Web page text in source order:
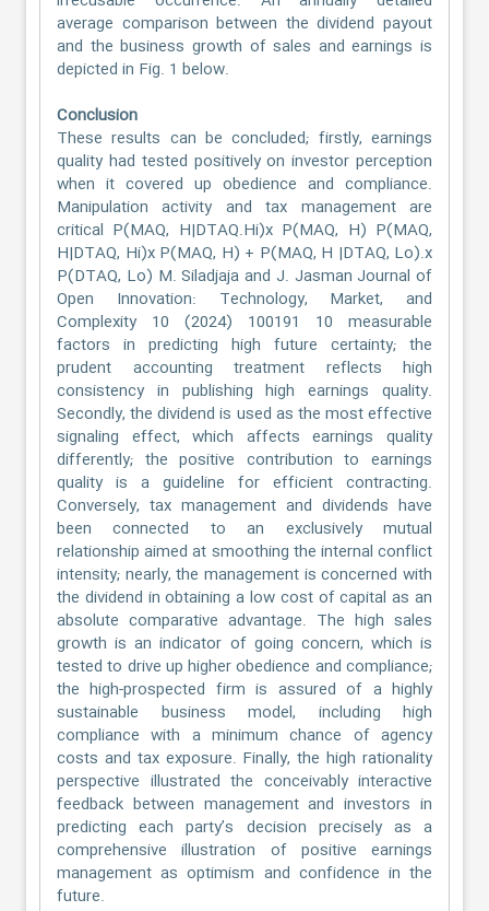
average comparison between the dividend payout
and the business growth of sales and earnings is
depicted in Fig. 1 below.
Conclusion
These results can be concluded; firstly, earnings
quality had tested positively on investor perception
when it covered up obedience and compliance.
Manipulation activity and tax management are
critical P(MAQ, H|DTAQ.Hi)x P(MAQ, H) P(MAQ,
H|DTAQ, Hi)x P(MAQ, H) + P(MAQ, H |DTAQ, Lo).x
P(DTAQ, Lo) M. Siladjaja and J. Jasman Journal of
Open Innovation: Technology, Market, and
Complexity 10 (2024) 100191 10 measurable
factors in predicting high future certainty; the
prudent accounting treatment reflects high
consistency in publishing high earnings quality.
Secondly, the dividend is used as the most effective
signaling effect, which affects earnings quality
differently; the positive contribution to earnings
quality is a guideline for efficient contracting.
Conversely, tax management and dividends have
been connected to an exclusively mutual
relationship aimed at smoothing the internal conflict
intensity; nearly, the management is concerned with
the dividend in obtaining a low cost of capital as an
absolute comparative advantage. The high sales
growth is an indicator of going concern, which is
tested to drive up higher obedience and compliance;
the high-prospected firm is assured of a highly
sustainable business model, including high
compliance with a minimum chance of agency
costs and tax exposure. Finally, the high rationality
perspective illustrated the conceivably interactive
feedback between management and investors in
predicting each party’s decision precisely as a
comprehensive illustration of positive earnings
management as optimism and confidence in the
future.